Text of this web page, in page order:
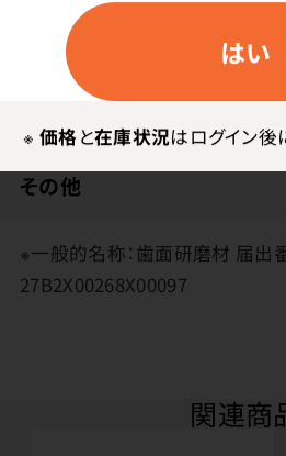
はい
※ 価格と在庫状況はログイン後
メーカー・ブランド
その他
※一般的名称：歯面研磨材 届出
27B2X00268X00097
関連商